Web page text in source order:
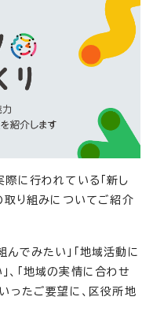
際に行われている「新し
取り組みについてご紹介
でみたい」「地域活動に
、「地域の実情に合わせ
ったご要望に、区役所地